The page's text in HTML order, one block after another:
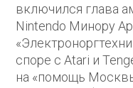
включился глава
Nintendo Минору
споре с Atari и
на «помощь